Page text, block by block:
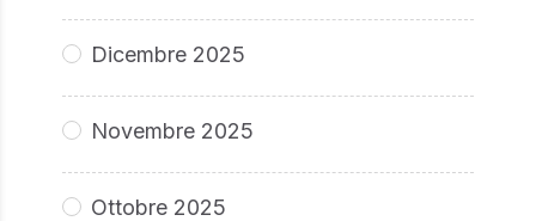
Dicembre 2025
Novembre 2025
Ottobre 2025